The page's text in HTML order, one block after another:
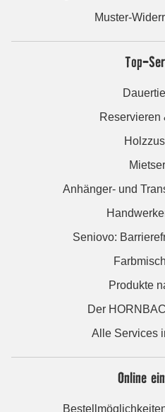
Muster-
Top-
Reservieren
Anhänger- und
Seniovo:
Produkte
Der
Alle Services
Online